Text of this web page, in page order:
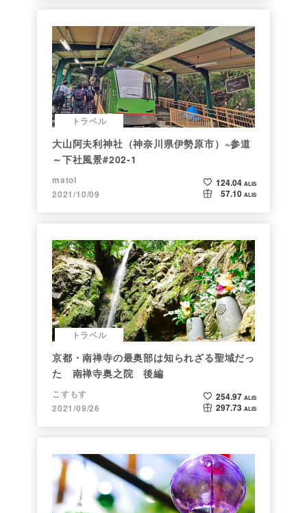
トラベル
大山阿夫利神社（神奈川県伊勢原市）~参道
～下社風景#202-1
matol
2021/10/09
124.04 ALIS
57.10 ALIS
トラベル
京都・南禅寺の最奥部は知られざる聖域だっ
た 南禅寺奥之院 後編
こすもす
2021/09/26
254.97 ALIS
297.73 ALIS